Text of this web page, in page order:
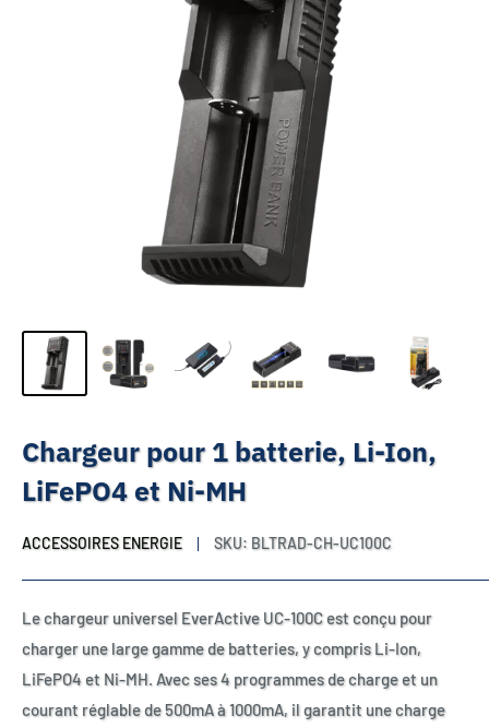
Chargeur pour 1 batterie, Li-Ion,
LiFePO4 et Ni-MH
ACCESSOIRES ENERGIE SKU: BLTRAD-CH-UC100C
Le chargeur universel EverActive UC-100C est conçu pour
charger une large gamme de batteries, y compris Li-Ion,
LiFePO4 et Ni-MH. Avec ses 4 programmes de charge et un
courant réglable de 500mA à 1000mA, il garantit une charge